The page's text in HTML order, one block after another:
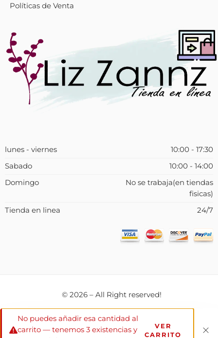
No puedes añadir esa cantidad al
carrito — tenemos 3 existencias y
VER
CARRITO
Políticas de Venta
lunes - viernes
10:00 - 17:30
Sabado
10:00 - 14:00
Domingo
No se trabaja(en tiendas
fisicas)
Tienda en linea
24/7
© 2026 – All Right reserved!
Blog My account Políticas de Venta